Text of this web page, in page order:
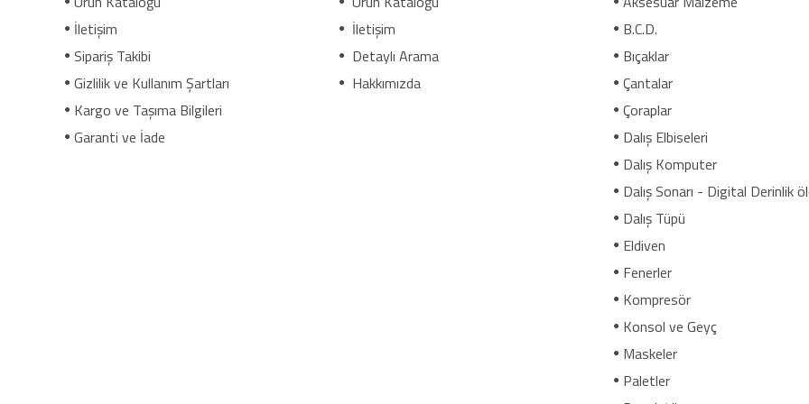
İletişim
Sipariş Takibi
Gizlilik ve Kullanım Şartları
Kargo ve Taşıma Bilgileri
Garanti ve İade
İletişim
Detaylı Arama
Hakkımızda
B.C.D.
Bıçaklar
Çantalar
Çoraplar
Dalış Elbiseleri
Dalış Komputer
Dalış Sonarı - Digital Derinlik
Dalış Tüpü
Eldiven
Fenerler
Kompresör
Konsol ve Geyç
Maskeler
Paletler